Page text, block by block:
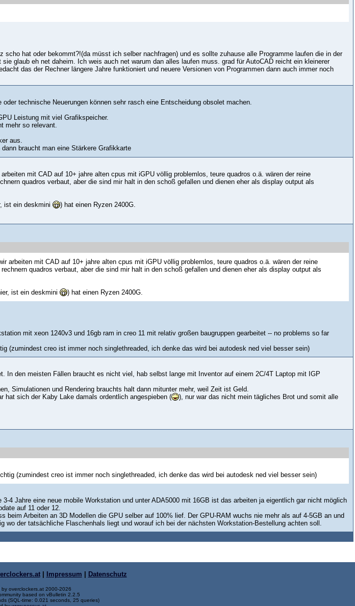
scho hat oder bekommt?!(da müsst ich selber nachfragen) und es sollte zuhause alle Programme laufen die in der
glaub eh net daheim. Ich weis auch net warum dan alles laufen muss. grad für AutoCAD reicht ein kleinerer
das der Rechner längere Jahre funktioniert und neuere Versionen von Programmen dann auch immer noch
technische Neuerungen können sehr rasch eine Entscheidung obsolet machen.
Leistung mit viel Grafikspeicher.
mehr so relevant.
aus.
braucht man eine Stärkere Grafikkarte
mit CAD auf 10+ jahre alten cpus mit iGPU völlig problemlos, teure quadros o.ä. wären der reine
quadros verbaut, aber die sind mir halt in den schoß gefallen und dienen eher als display output als
ist ein deskmini
) hat einen Ryzen 2400G.
arbeiten mit CAD auf 10+ jahre alten cpus mit iGPU völlig problemlos, teure quadros o.ä. wären der reine
quadros verbaut, aber die sind mir halt in den schoß gefallen und dienen eher als display output als
ist ein deskmini
) hat einen Ryzen 2400G.
mit xeon 1240v3 und 16gb ram in creo 11 mit relativ großen baugruppen gearbeitet -- no problems so far
(zumindest creo ist immer noch singlethreaded, ich denke das wird bei autodesk ned viel besser sein)
In den meisten Fällen braucht es nicht viel, hab selbst lange mit Inventor auf einem 2C/4T Laptop mit IGP
Simulationen und Rendering brauchts halt dann mitunter mehr, weil Zeit ist Geld.
hat sich der Kaby Lake damals ordentlich angespieben (
), nur war das nicht mein tägliches Brot und somit alle
(zumindest creo ist immer noch singlethreaded, ich denke das wird bei autodesk ned viel besser sein)
4 Jahre eine neue mobile Workstation und unter ADA5000 mit 16GB ist das arbeiten ja eigentlich gar nicht möglich
auf 11 oder 12.
beim Arbeiten an 3D Modellen die GPU selber auf 100% lief. Der GPU-RAM wuchs nie mehr als auf 4-5GB an und
wo der tatsächliche Flaschenhals liegt und worauf ich bei der nächsten Workstation-Bestellung achten soll.
| Impressum | Datenschutz
overclockers.at 2000-2026
based on vBulletin 2.2.5
(SQL-time: 0.021 seconds, 25 queries)